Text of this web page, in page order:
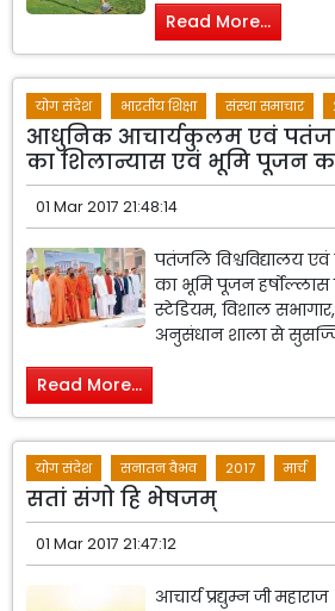
Read More...
योग संदेश भारतीय शिक्षा संस्था समाचार
आधुनिक आचार्यकुलम एवं
का शिलान्यास एवं भूमि पूजन
01 Mar 2017 21:48:14
पतंजलि विश्वविद्यालय
का भूमि पूजन हर्षोल्लास
स्टेडियम, विशाल
अनुसंधान शाला से
Read More...
योग संदेश सनातन वैभव 2017 मार्च
सतां संगो हि भेषजम्
01 Mar 2017 21:47:12
आचार्य प्रद्युम्न जी महाराज